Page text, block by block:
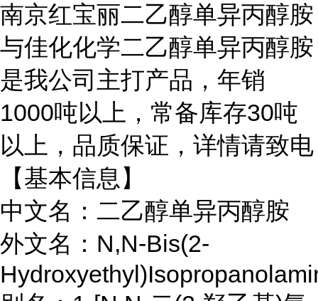
南京红宝丽二乙醇单异丙醇胺
与佳化化学二乙醇单异丙醇胺
是我公司主打产品，年销
1000吨以上，常备库存30吨
以上，品质保证，详情请致电
【基本信息】
中文名：二乙醇单异丙醇胺
外文名：N,N-Bis(2-